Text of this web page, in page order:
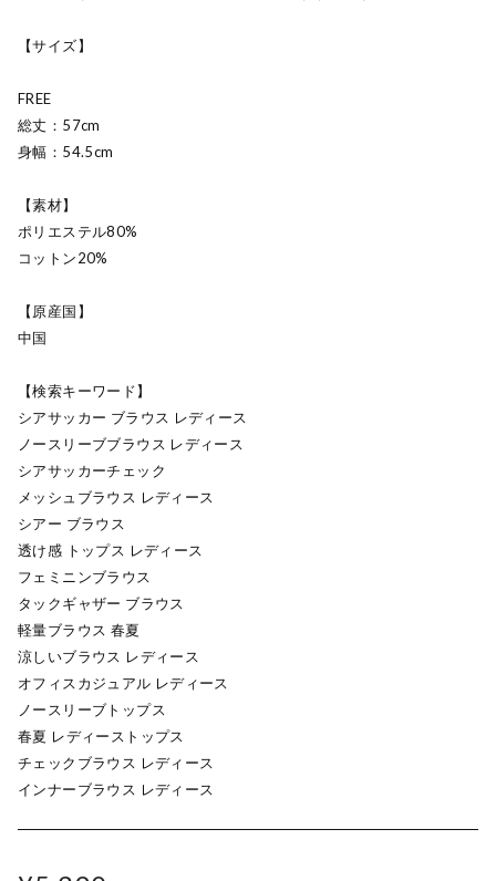
【サイズ】
FREE
総丈：57cm
身幅：54.5cm
【素材】
ポリエステル80%
コットン20%
【原産国】
中国
【検索キーワード】
シアサッカー ブラウス レディース
ノースリーブブラウス レディース
シアサッカーチェック
メッシュブラウス レディース
シアー ブラウス
透け感 トップス レディース
フェミニンブラウス
タックギャザー ブラウス
軽量ブラウス 春夏
涼しいブラウス レディース
オフィスカジュアル レディース
ノースリーブトップス
春夏 レディーストップス
チェックブラウス レディース
インナーブラウス レディース